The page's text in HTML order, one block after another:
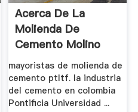
Acerca De La
Molienda De
Cemento Molino
mayoristas de molienda de
cemento ptltf. la industria
del cemento en colombia
Pontificia Universidad ...